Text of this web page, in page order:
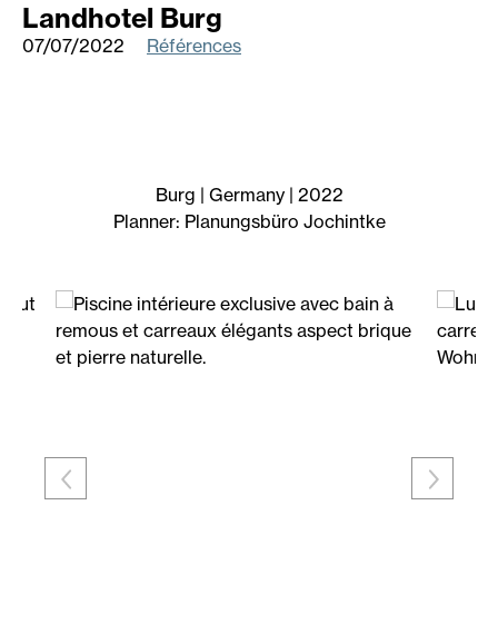
Landhotel Burg
07/07/2022 Références
Burg | Germany | 2022
Planner: Planungsbüro Jochintke